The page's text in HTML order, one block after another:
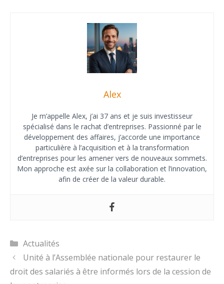
Alex
Je m’appelle Alex, j’ai 37 ans et je suis investisseur
spécialisé dans le rachat d’entreprises. Passionné par le
développement des affaires, j’accorde une importance
particulière à l’acquisition et à la transformation
d’entreprises pour les amener vers de nouveaux sommets.
Mon approche est axée sur la collaboration et l’innovation,
afin de créer de la valeur durable.
Catégories
Actualités
Unité à l’Assemblée nationale pour restaurer le
droit des salariés à être informés lors de la cession de